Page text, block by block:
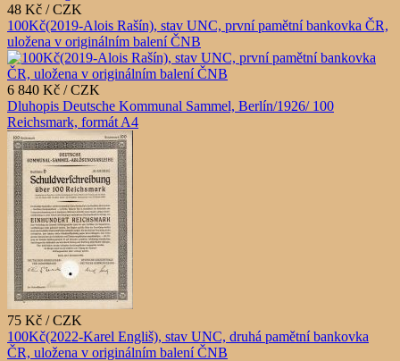
48 Kč / CZK
100Kč(2019-Alois Rašín), stav UNC, první pamětní bankovka ČR,
uložena v originálním balení ČNB
6 840 Kč / CZK
Dluhopis Deutsche Kommunal Sammel, Berlín/1926/ 100
Reichsmark, formát A4
75 Kč / CZK
100Kč(2022-Karel Engliš), stav UNC, druhá pamětní bankovka
ČR, uložena v originálním balení ČNB